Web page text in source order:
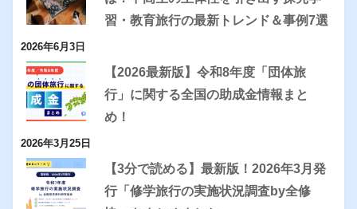
習・教育旅行の最新トレンド＆事例7選
2026年6月3日
【2026最新版】令和8年度「団体旅
行」に関する全国の助成金情報まと
め！
2026年3月25日
【3分で読める】最新版！2026年3月発
行「修学旅行の実施状況調査by全修